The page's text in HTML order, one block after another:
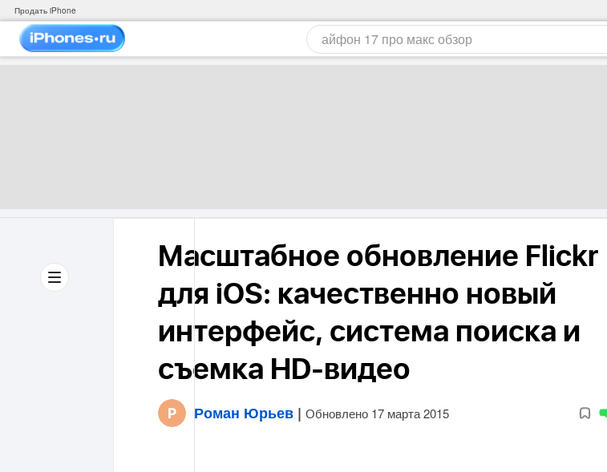
Продать iPhone
Масштабное обновление Flickr
для iOS: качественно новый
интерфейс, система поиска и
съемка HD-видео
Роман Юрьев | Обновлено 17 марта 2015